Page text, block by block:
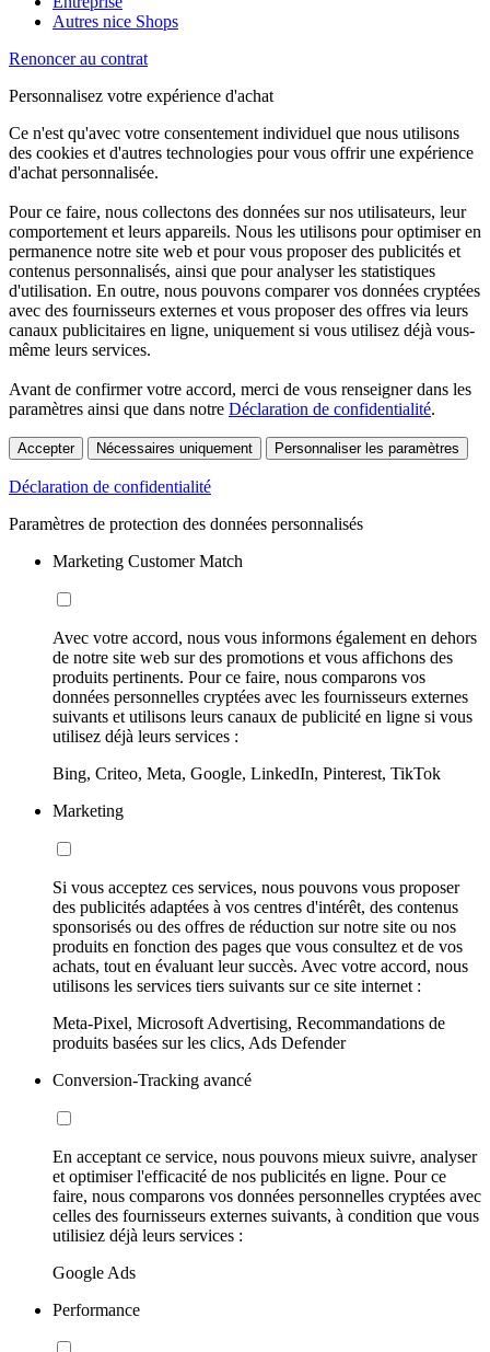
Autres nice Shops
Renoncer au contrat
Personnalisez votre expérience d'achat
Ce n'est qu'avec votre consentement individuel que nous utilisons
des cookies et d'autres technologies pour vous offrir une expérience
d'achat personnalisée.
Pour ce faire, nous collectons des données sur nos utilisateurs, leur
comportement et leurs appareils. Nous les utilisons pour optimiser en
permanence notre site web et pour vous proposer des publicités et
contenus personnalisés, ainsi que pour analyser les statistiques
d'utilisation. En outre, nous pouvons comparer vos données cryptées
avec des fournisseurs externes et vous proposer des offres via leurs
canaux publicitaires en ligne, uniquement si vous utilisez déjà vous-
même leurs services.
Avant de confirmer votre accord, merci de vous renseigner dans les
paramètres ainsi que dans notre Déclaration de confidentialité.
Accepter Nécessaires uniquement Personnaliser les paramètres
Déclaration de confidentialité
Paramètres de protection des données personnalisés
Marketing Customer Match
Avec votre accord, nous vous informons également en dehors
de notre site web sur des promotions et vous affichons des
produits pertinents. Pour ce faire, nous comparons vos
données personnelles cryptées avec les fournisseurs externes
suivants et utilisons leurs canaux de publicité en ligne si vous
utilisez déjà leurs services :
Bing, Criteo, Meta, Google, LinkedIn, Pinterest, TikTok
Marketing
Si vous acceptez ces services, nous pouvons vous proposer
des publicités adaptées à vos centres d'intérêt, des contenus
sponsorisés ou des offres de réduction sur notre site ou nos
produits en fonction des pages que vous consultez et de vos
achats, tout en évaluant leur succès. Avec votre accord, nous
utilisons les services tiers suivants sur ce site internet :
Meta-Pixel, Microsoft Advertising, Recommandations de
produits basées sur les clics, Ads Defender
Conversion-Tracking avancé
En acceptant ce service, nous pouvons mieux suivre, analyser
et optimiser l'efficacité de nos publicités en ligne. Pour ce
faire, nous comparons vos données personnelles cryptées avec
celles des fournisseurs externes suivants, à condition que vous
utilisiez déjà leurs services :
Google Ads
Performance